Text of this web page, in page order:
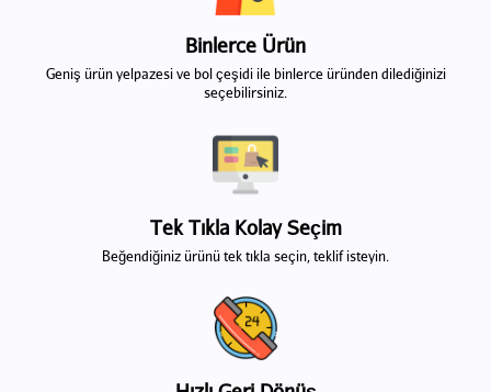
Binlerce Ürün
Geniş ürün yelpazesi ve bol çeşidi ile binlerce üründen dilediğinizi
seçebilirsiniz.
Tek Tıkla Kolay Seçim
Beğendiğiniz ürünü tek tıkla seçin, teklif isteyin.